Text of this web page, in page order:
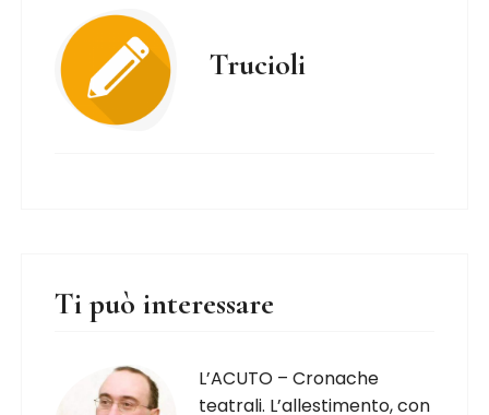
Trucioli
Ti può interessare
L’ACUTO – Cronache
teatrali. L’allestimento, con